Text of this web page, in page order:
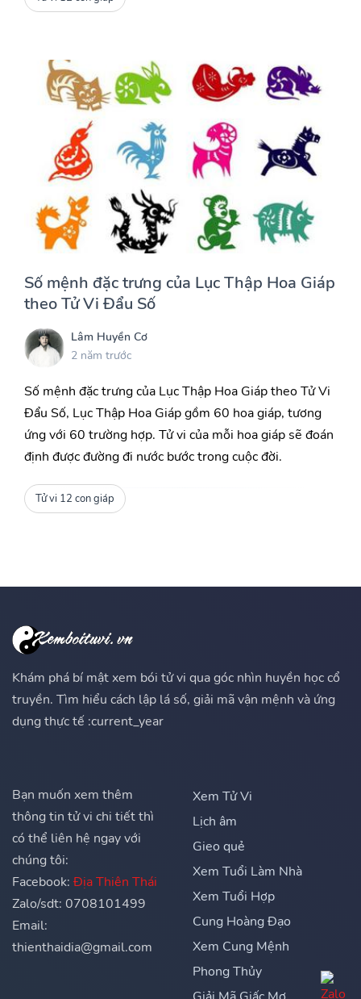
Số mệnh đặc trưng của Lục Thập Hoa Giáp
theo Tử Vi Đẩu Số
Lâm Huyền Cơ
2 năm trước
Số mệnh đặc trưng của Lục Thập Hoa Giáp theo Tử Vi
Đẩu Số, Lục Thập Hoa Giáp gồm 60 hoa giáp, tương
ứng với 60 trường hợp. Tử vi của mỗi hoa giáp sẽ đoán
định được đường đi nước bước trong cuộc đời.
Tử vi 12 con giáp
Khám phá bí mật xem bói tử vi qua góc nhìn huyền học cổ
truyền. Tìm hiểu cách lập lá số, giải mã vận mệnh và ứng
dụng thực tế :current_year
Bạn muốn xem thêm
thông tin tử vi chi tiết thì
có thể liên hệ ngay với
chúng tôi:
Facebook: Địa Thiên Thái
Zalo/sdt: 0708101499
Email:
thienthaidia@gmail.com
Xem Tử Vi
Lịch âm
Gieo quẻ
Xem Tuổi Làm Nhà
Xem Tuổi Hợp
Cung Hoàng Đạo
Xem Cung Mệnh
Phong Thủy